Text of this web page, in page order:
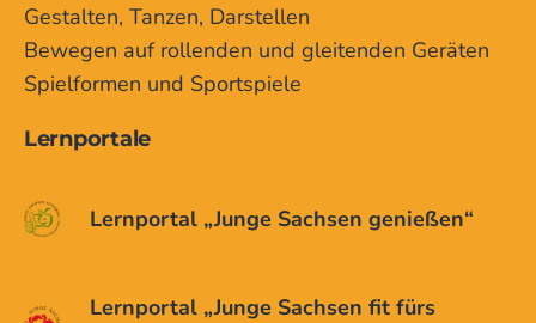
Gestalten, Tanzen, Darstellen
Bewegen auf rollenden und gleitenden Geräten
Spielformen und Sportspiele
Lernportale
Lernportal „Junge Sachsen genießen“
Lernportal „Junge Sachsen fit fürs